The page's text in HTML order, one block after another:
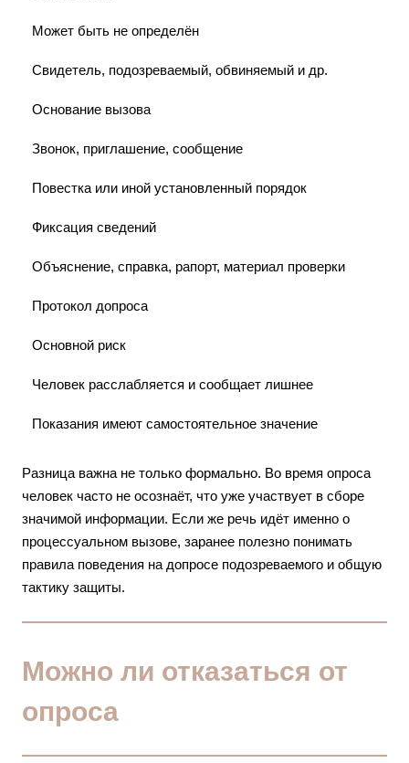
Может быть не определён
Свидетель, подозреваемый, обвиняемый и др.
Основание вызова
Звонок, приглашение, сообщение
Повестка или иной установленный порядок
Фиксация сведений
Объяснение, справка, рапорт, материал проверки
Протокол допроса
Основной риск
Человек расслабляется и сообщает лишнее
Показания имеют самостоятельное значение
Разница важна не только формально. Во время опроса
человек часто не осознаёт, что уже участвует в сборе
значимой информации. Если же речь идёт именно о
процессуальном вызове, заранее полезно понимать
правила поведения на допросе подозреваемого и общую
тактику защиты.
Можно ли отказаться от
опроса